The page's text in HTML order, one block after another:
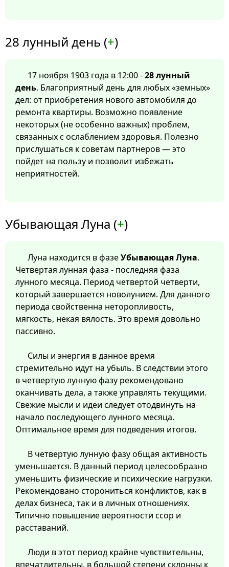
28 лунный день (+)
17 ноября 1903 года в 12:00 -28 лунный
день. Благоприятный день для любых «земных»
дел: от приобретения нового автомобиля до
ремонта квартиры. Возможно появление
некоторых (не особенно важных) проблем,
связанных с ослаблением здоровья. Полезно
прислушаться к советам партнеров — это
пойдет на пользу и позволит избежать
неприятностей.
Убывающая Луна (+)
Луна находится в фазеУбывающая Луна.
Четвертая лунная фаза - последняя фаза
лунного месяца. Период четвертой четверти,
который завершается новолунием. Для данного
периода свойственна неторопливость,
мягкость, некая вялость. Это время довольно
пассивно.
Силы и энергия в данное время
стремительно идут на убыль. В следствии этого
в четвертую лунную фазу рекомендовано
оканчивать дела, а также управлять текущими.
Свежие мысли и идеи следует отодвинуть на
начало последующего лунного месяца.
Оптимальное время для подведения итогов.
В четвертую лунную фазу общая активность
уменьшается. В данный период целесообразно
уменьшить физические и психические нагрузки.
Рекомендовано сторониться конфликтов, как в
делах бизнеса, так и в личных отношениях.
Типично повышение вероятности ссор и
расставаний.
Люди в этот период крайне чувствительны,
впечатлительны, в большой степени склонны к